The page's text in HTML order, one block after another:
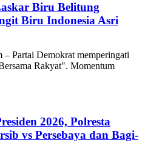
Biru Belitung
Biru Indonesia Asri
Partai Demokrat memperingati
Rakyat". Momentum
2026, Polresta
vs Persebaya dan Bagi-